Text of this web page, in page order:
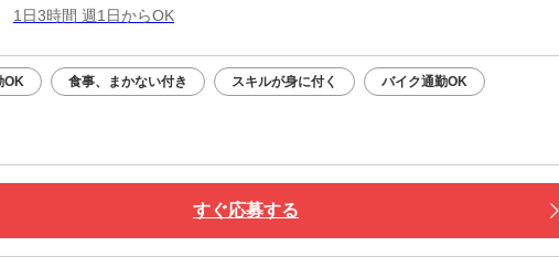
1日3時間 週1日からOK
OK 食事、まかない付き スキルが身に付く バイク通勤OK
すぐ応募する